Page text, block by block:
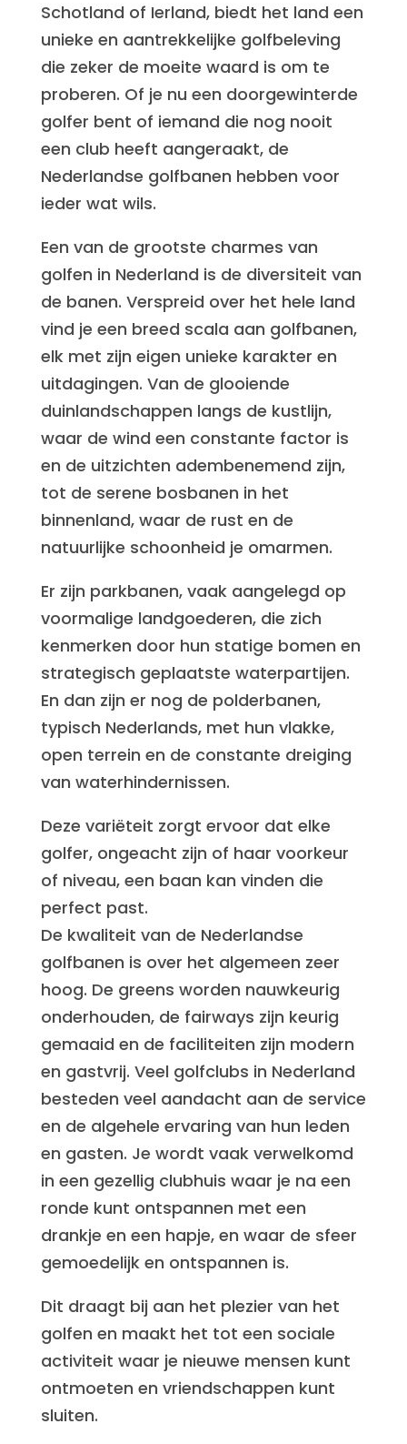
Schotland of Ierland, biedt het land een
unieke en aantrekkelijke golfbeleving
die zeker de moeite waard is om te
proberen. Of je nu een doorgewinterde
golfer bent of iemand die nog nooit
een club heeft aangeraakt, de
Nederlandse golfbanen hebben voor
ieder wat wils.
Een van de grootste charmes van
golfen in Nederland is de diversiteit van
de banen. Verspreid over het hele land
vind je een breed scala aan golfbanen,
elk met zijn eigen unieke karakter en
uitdagingen. Van de glooiende
duinlandschappen langs de kustlijn,
waar de wind een constante factor is
en de uitzichten adembenemend zijn,
tot de serene bosbanen in het
binnenland, waar de rust en de
natuurlijke schoonheid je omarmen.
Er zijn parkbanen, vaak aangelegd op
voormalige landgoederen, die zich
kenmerken door hun statige bomen en
strategisch geplaatste waterpartijen.
En dan zijn er nog de polderbanen,
typisch Nederlands, met hun vlakke,
open terrein en de constante dreiging
van waterhindernissen.
Deze variëteit zorgt ervoor dat elke
golfer, ongeacht zijn of haar voorkeur
of niveau, een baan kan vinden die
perfect past.
De kwaliteit van de Nederlandse
golfbanen is over het algemeen zeer
hoog. De greens worden nauwkeurig
onderhouden, de fairways zijn keurig
gemaaid en de faciliteiten zijn modern
en gastvrij. Veel golfclubs in Nederland
besteden veel aandacht aan de service
en de algehele ervaring van hun leden
en gasten. Je wordt vaak verwelkomd
in een gezellig clubhuis waar je na een
ronde kunt ontspannen met een
drankje en een hapje, en waar de sfeer
gemoedelijk en ontspannen is.
Dit draagt bij aan het plezier van het
golfen en maakt het tot een sociale
activiteit waar je nieuwe mensen kunt
ontmoeten en vriendschappen kunt
sluiten.